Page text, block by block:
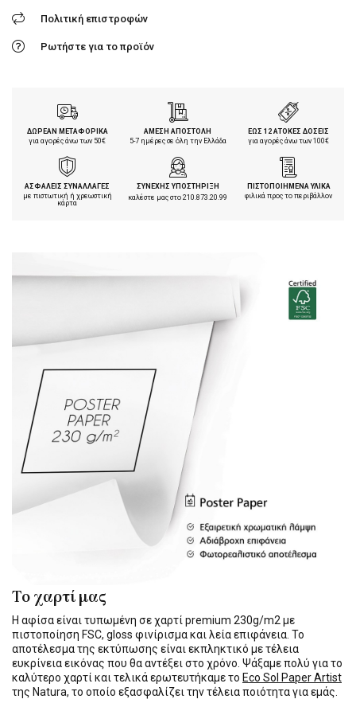
Πολιτική επιστροφών
Ρωτήστε για το προϊόν
ΔΩΡΕΑΝ ΜΕΤΑΦΟΡΙΚΑ
για αγορές άνω των 50€
ΑΜΕΣΗ ΑΠΟΣΤΟΛΗ
5-7 ημέρες σε όλη την Ελλάδα
ΕΩΣ 12 ΑΤΟΚΕΣ ΔΟΣΕΙΣ
για αγορές άνω των 100€
ΑΣΦΑΛΕΙΣ ΣΥΝΑΛΛΑΓΕΣ
με πιστωτική ή χρεωστική
κάρτα
ΣΥΝΕΧΗΣ ΥΠΟΣΤΗΡΙΞΗ
καλέστε μας στο210.873.20.99
ΠΙΣΤΟΠΟΙΗΜΕΝΑ ΥΛΙΚΑ
φιλικά προς το περιβάλλον
Το χαρτί μας
Η αφίσα είναι τυπωμένη σε χαρτί premium 230g/m2 με
πιστοποίηση FSC, gloss φινίρισμα και λεία επιφάνεια. Το
αποτέλεσμα της εκτύπωσης είναι εκπληκτικό με τέλεια
ευκρίνεια εικόνας που θα αντέξει στο χρόνο. Ψάξαμε πολύ για το
καλύτερο χαρτί και τελικά ερωτευτήκαμε το Eco Sol Paper Artist
της Natura, το οποίο εξασφαλίζει την τέλεια ποιότητα για εμάς.